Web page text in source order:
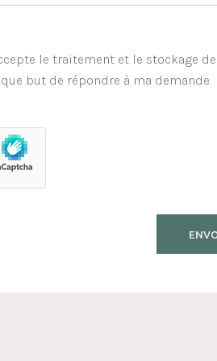
le traitement et le stockage
but de répondre à ma demande.